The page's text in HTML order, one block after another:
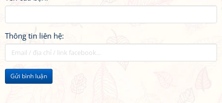
Thông tin liên hệ:
Gửi bình luận